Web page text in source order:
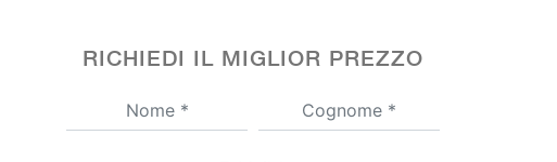
RICHIEDI IL MIGLIOR PREZZO